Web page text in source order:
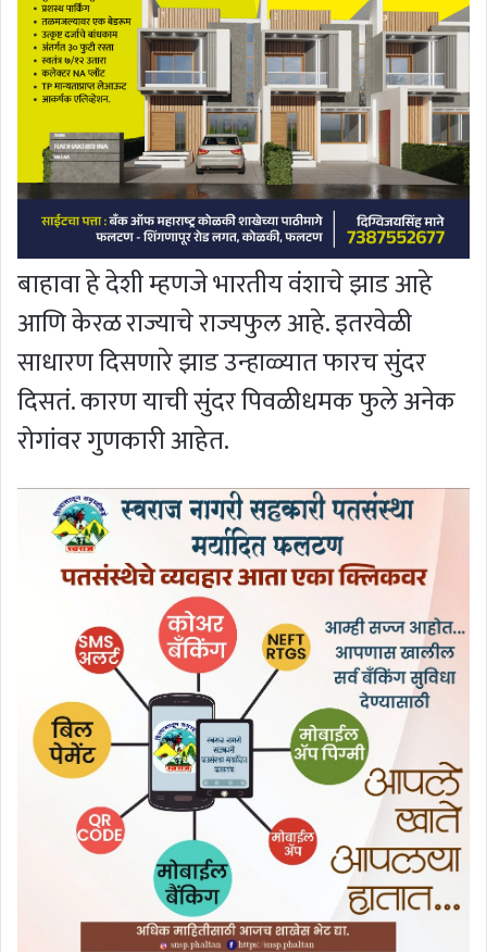
बाहावा हे देशी म्हणजे भारतीय वंशाचे झाड आहे
आणि केरळ राज्याचे राज्यफुल आहे. इतरवेळी
साधारण दिसणारे झाड उन्हाळ्यात फारच सुंदर
दिसतं. कारण याची सुंदर पिवळीधमक फुले अनेक
रोगांवर गुणकारी आहेत.